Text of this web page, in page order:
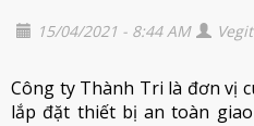
15/04/2021 - 8:44 AM
Công ty Thành Tri là đơn vị
lắp đặt thiết bị an toàn